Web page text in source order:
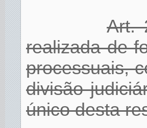
Art.
realizada de
processuais,
divisão
único desta